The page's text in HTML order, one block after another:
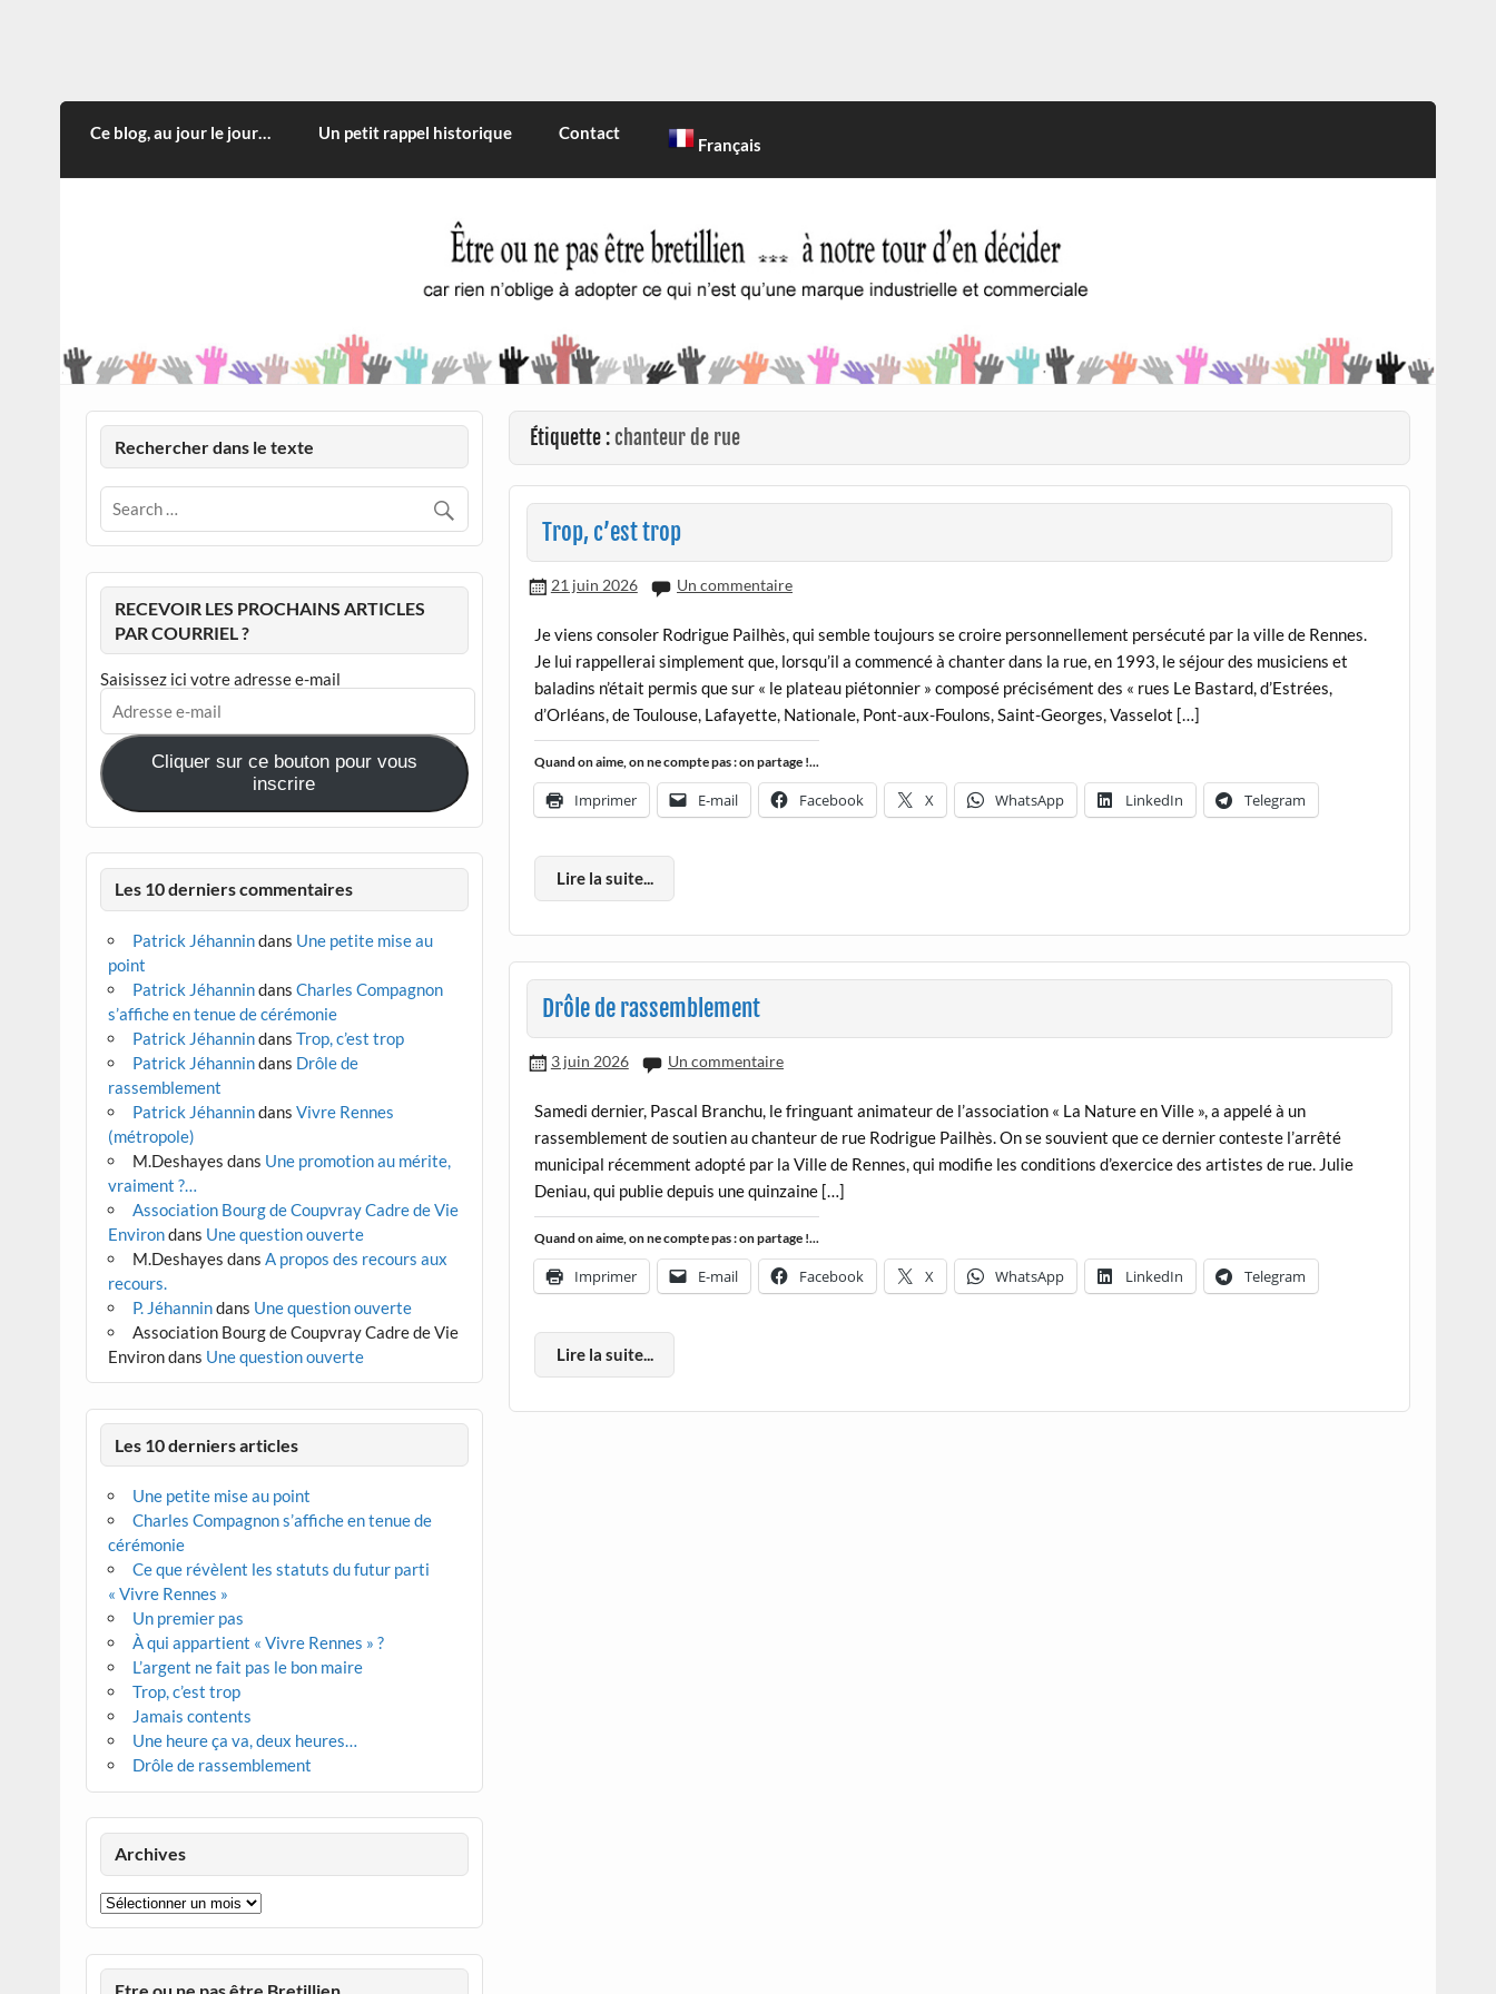
CITOYEN D'ILLE-ET-VILAINE
Ce blog, au jour le jour… Un petit rappel historique Contact
Français
Étiquette :chanteur de rue
Trop, c’est trop
21 juin 2026 Un commentaire
Je viens consoler Rodrigue Pailhès, qui semble toujours se croire personnellement persécuté par la ville de Rennes.
Je lui rappellerai simplement que, lorsqu’il a commencé à chanter dans la rue, en 1993, le séjour des musiciens et
baladins n’était permis que sur « le plateau piétonnier » composé précisément des « rues Le Bastard, d’Estrées,
d’Orléans, de Toulouse, Lafayette, Nationale, Pont-aux-Foulons, Saint-Georges, Vasselot […]
Quand on aime, on ne compte pas : on partage !...
Imprimer E-mail Facebook X WhatsApp LinkedIn Telegram
Lire la suite...
Drôle de rassemblement
3 juin 2026 Un commentaire
Samedi dernier, Pascal Branchu, le fringuant animateur de l’association « La Nature en Ville », a appelé à un
rassemblement de soutien au chanteur de rue Rodrigue Pailhès. On se souvient que ce dernier conteste l’arrêté
municipal récemment adopté par la Ville de Rennes, qui modifie les conditions d’exercice des artistes de rue. Julie
Deniau, qui publie depuis une quinzaine […]
Quand on aime, on ne compte pas : on partage !...
Imprimer E-mail Facebook X WhatsApp LinkedIn Telegram
Lire la suite...
Rechercher dans le texte
RECEVOIR LES PROCHAINS ARTICLES
PAR COURRIEL ?
Saisissez ici votre adresse e-mail
Adresse
e-
mail
Cliquer sur ce bouton pour vous
inscrire
Les 10 derniers commentaires
Patrick Jéhannindans Une petite mise au
point
Patrick Jéhannindans Charles Compagnon
s’affiche en tenue de cérémonie
Patrick Jéhannindans Trop, c’est trop
Patrick Jéhannindans Drôle de
rassemblement
Patrick Jéhannindans Vivre Rennes
(métropole)
M.Deshayes dans Une promotion au mérite,
vraiment ?…
Association Bourg de Coupvray Cadre de Vie
Environdans Une question ouverte
M.Deshayes dans A propos des recours aux
recours.
P. Jéhannindans Une question ouverte
Association Bourg de Coupvray Cadre de Vie
Environdans Une question ouverte
Les 10 derniers articles
Une petite mise au point
Charles Compagnon s’affiche en tenue de
cérémonie
Ce que révèlent les statuts du futur parti
« Vivre Rennes »
Un premier pas
À qui appartient « Vivre Rennes » ?
L’argent ne fait pas le bon maire
Trop, c’est trop
Jamais contents
Une heure ça va, deux heures…
Drôle de rassemblement
Archives
Archives
Etre ou ne pas être Bretillien